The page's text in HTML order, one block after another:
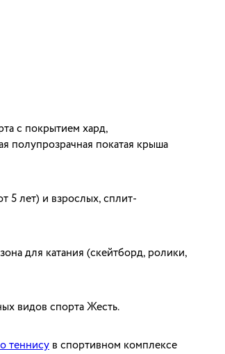
с покрытием хард,
полупрозрачная покатая крыша
5 лет) и взрослых, сплит-
для катания (скейтборд, ролики,
видов спорта Жесть.
теннису в спортивном комплексе